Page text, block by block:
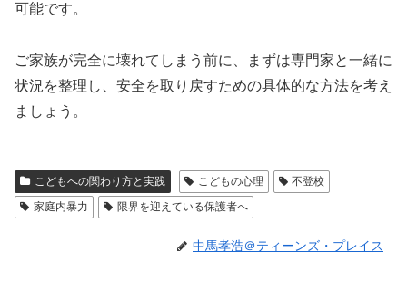
可能です。
ご家族が完全に壊れてしまう前に、まずは専門家と一緒に
状況を整理し、安全を取り戻すための具体的な方法を考え
ましょう。
こどもへの関わり方と実践 こどもの心理
不登校
家庭内暴力
限界を迎えている保護者へ
中馬孝浩＠ティーンズ・プレイス